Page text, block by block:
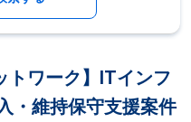
トワーク】ITインフ
・維持保守支援案件